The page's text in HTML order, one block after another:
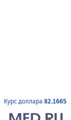
Курс доллара 82.1665